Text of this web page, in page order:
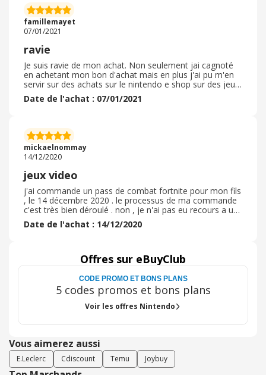
sont aussi accèssible sur d'autres site ou en magasin
mais sans cashback. Ebuyclub propose donc un système
super intéressant pour ses membres avec une= site bien
conçu pour facilement acquérir ces bon d'achat. une
réussite
famillemayet
07/01/2021
ravie
Je suis ravie de mon achat. Non seulement jai cagnoté
en achetant mon bon d'achat mais en plus j'ai pu m'en
servir sur des achats sur le nintendo e shop sur des jeux
à moins 90%. J'ai pu l'utiliser de suite après l'avoir acheté
et sans aucun soucis. je suis passée par la connexion de
une commande de plusieurs articles en promotion ( jeux
de switch de grand nom Professeur Layton et 51
worllwide games)
Date de l'achat : 07/01/2021
mickaelnommay
14/12/2020
jeux video
j'ai commande un pass de combat fortnite pour mon fils
, le 14 décembre 2020 . le processus de ma commande
c'est très bien déroulé . non , je n'ai pas eu recours a un
code promo . délai de livraison impeccable vu que c'était
juste un achat internet , pour fortnite . emballage tres
retourner ma commande . je recommande vivement ce
site internet de jeux video et je n'hésiterai pas a le
Date de l'achat : 14/12/2020
Offres sur eBuyClub
CODE PROMO ET BONS PLANS
5 codes promos et bons plans
Voir les offres Nintendo
Vous aimerez aussi
E.Leclerc Cdiscount Temu Joybuy